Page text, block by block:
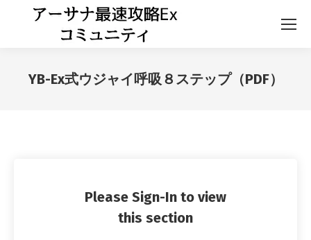
YB-Ex式ウジャイ呼吸８ステップ（PDF）
Please Sign-In to view
this section